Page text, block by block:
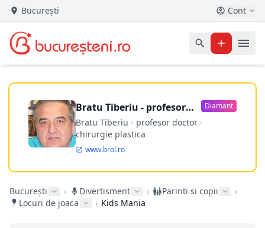
București Cont
Bratu Tiberiu - profesor
doctor
Diamant
Bratu Tiberiu - profesor doctor -
chirurgie plastica
www.brol.ro
București › Divertisment › Parinti si copii
›
Locuri de joaca
› Kids Mania